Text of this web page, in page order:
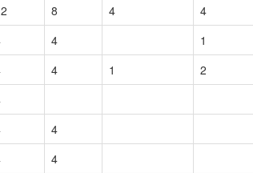
8 4 4
4 1
4 1 2
4
4